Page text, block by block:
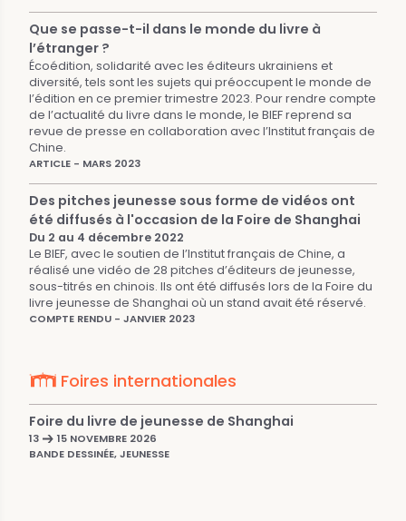
Que se passe-t-il dans le monde du livre à
l’étranger ?
Écoédition, solidarité avec les éditeurs ukrainiens et
diversité, tels sont les sujets qui préoccupent le monde de
l’édition en ce premier trimestre 2023. Pour rendre compte
de l’actualité du livre dans le monde, le BIEF reprend sa
revue de presse en collaboration avec l’Institut français de
Chine.
ARTICLE - MARS 2023
Des pitches jeunesse sous forme de vidéos ont
été diffusés à l'occasion de la Foire de Shanghai
Du 2 au 4 décembre 2022
Le BIEF, avec le soutien de l’Institut français de Chine, a
réalisé une vidéo de 28 pitches d’éditeurs de jeunesse,
sous-titrés en chinois. Ils ont été diffusés lors de la Foire du
livre jeunesse de Shanghai où un stand avait été réservé.
COMPTE RENDU - JANVIER 2023
Foires internationales
Foire du livre de jeunesse de Shanghai
13
15 NOVEMBRE 2026
BANDE DESSINÉE, JEUNESSE